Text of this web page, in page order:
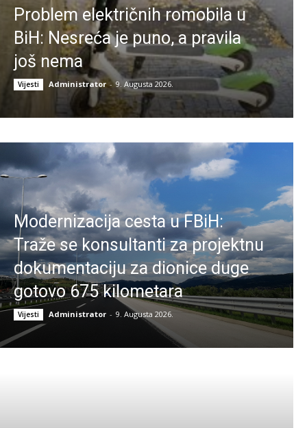
Problem električnih romobila u
BiH: Nesreća je puno, a pravila
još nema
Vijesti Administrator - 9. Augusta 2026.
Modernizacija cesta u FBiH:
Traže se konsultanti za projektnu
dokumentaciju za dionice duge
gotovo 675 kilometara
Vijesti Administrator - 9. Augusta 2026.